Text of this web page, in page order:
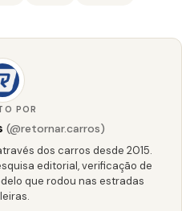
POR
(@retornar.carros)
dos carros desde 2015.
editorial, verificação de
que rodou nas estradas